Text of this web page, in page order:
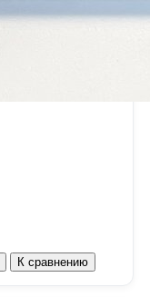
К сравнению